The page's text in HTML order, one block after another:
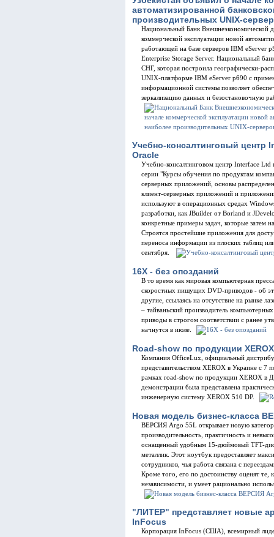
автоматизированной
производительных UNIX-
Национальный Банк Внешнеэкономической
коммерческой эксплуатации новой
работающей на базе серверов IBM eServer
Enterprise Storage Server. Национальный
СНГ, которая построила географически-
UNIX-платформе IBM eServer p690 с
информационной системы позволяет
зеркализацию данных и безостановочную
Учебно-консалтинговый центр
Oracle
Учебно-консалтинговом центр Interface
серии "Курсы обучения по продуктам
серверных приложений, основы
клиент-серверных приложений и
используют в операционных средах
разработки, как JBuilder от Borland и
конкретные примеры задач, которые затем
Строятся простейшие приложения для
переноса информации из плоских таблиц
сентября.
16X - без опозданий
В то время как мировая компьютерная
скоростных пишущих DVD-приводов - об
другие, ссылаясь на отсутствие на рынке
– тайваньский производитель
приводы в строгом соответствии с ранее
начнутся в июле.
Road-show по продукции XEROX
Компания OfficeLux, официальный
представительством XEROX в Украине с 7
рамках road-show по продукции XEROX в
демонстрации была представлена
инженерную систему XEROX 510 DP.
Новая модель бизнес-класса
ВЕРСИЯ Argo 55L открывает новую
производительность, практичность и
оснащенный удобным 15-дюймовый TFT-
металлик. Этот ноутбук предоставляет
сотрудников, чья работа связана с
Кроме того, его по достоинству оценят те,
независимости, и умеет рационально
"ЛИТЕР" представляет новые
InFocus
Корпорация InFocus (США), всемирный